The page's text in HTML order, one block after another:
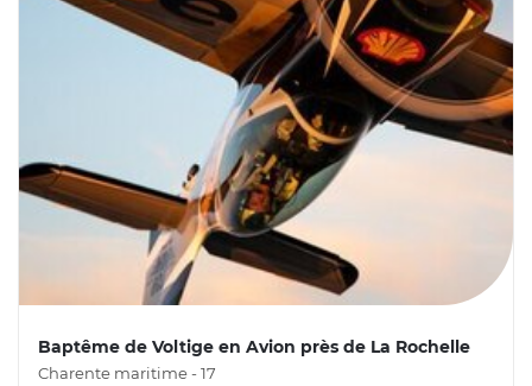
Baptême de Voltige en Avion près de La Rochelle
Charente maritime - 17